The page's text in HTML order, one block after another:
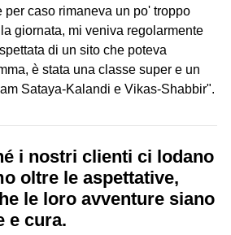
per caso rimaneva un po' troppo
giornata, mi veniva regolarmente
di un sito che poteva
è stata una classe super e un
Sataya-Kalandi e Vikas-Shabbir".
i nostri clienti ci lodano
oltre le aspettative,
le loro avventure siano
e cura.